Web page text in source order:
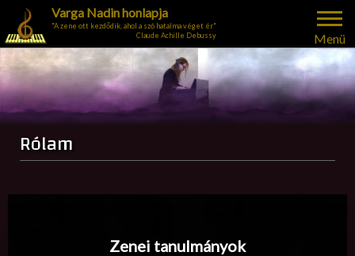
Menü
Varga Nadin honlapja
"A zene ott kezdődik, ahol a szó hatalma véget ér"
Claude Achille Debussy
Rólam
Zenei tanulmányok